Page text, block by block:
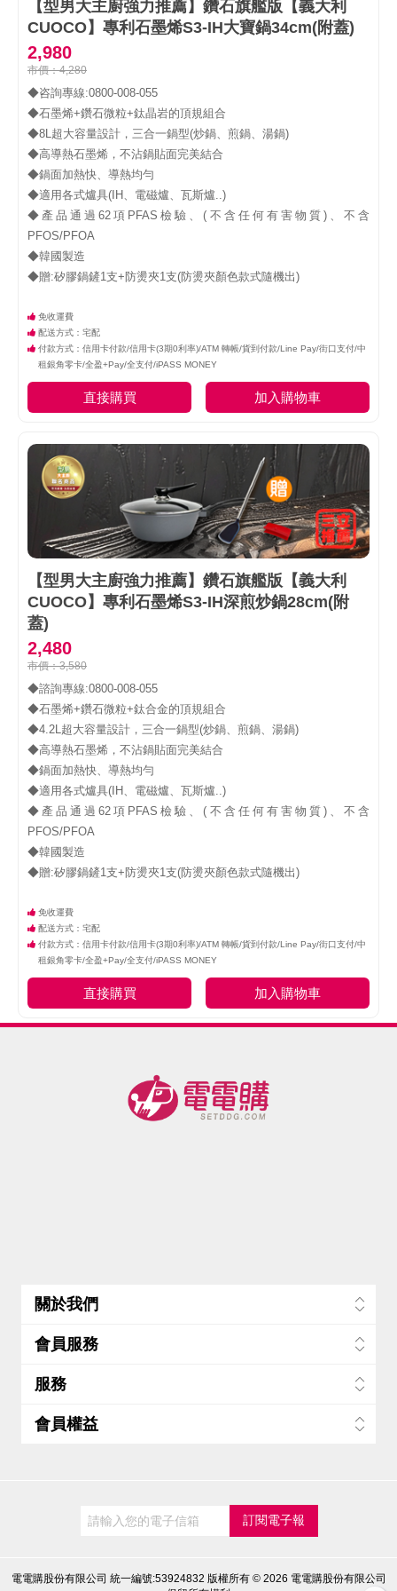
您的煩惱...#型男大主廚
經由6大廚師的精挑細選 測試再測試
2025節目聯名鍋子來了
為民挑選的好鍋具 首先要看的是否安全無毒
經過第三方嚴格檢驗合格才安心
高導熱石墨烯，鍋面加熱快、導熱均勻
【型男大主廚強力推薦】鑽石旗艦版【義大利
CUOCO】專利石墨烯S3-IH大寶鍋34cm(附蓋)
2,980
市價：4,280
◆咨詢專線:0800-008-055
◆石墨烯+鑽石微粒+鈦晶岩的頂規組合
◆8L超大容量設計，三合一鍋型(炒鍋、煎鍋、湯鍋)
◆高導熱石墨烯，不沾鍋貼面完美結合
◆鍋面加熱快、導熱均勻
◆適用各式爐具(IH、電磁爐、瓦斯爐..)
◆產品通過62項PFAS檢驗、(不含任何有害物質)、不含
PFOS/PFOA
◆韓國製造
◆贈:矽膠鍋鏟1支+防燙夾1支(防燙夾顏色款式隨機出)
免收運費
配送方式：宅配
付款方式：信用卡付款/信用卡(3期0利率)/ATM 轉帳/貨到付款/Line Pay/街口支付/中
租銀角零卡/全盈+Pay/全支付/iPASS MONEY
直接購買 加入購物車
【型男大主廚強力推薦】鑽石旗艦版【義大利
CUOCO】專利石墨烯S3-IH深煎炒鍋28cm(附
蓋)
2,480
市價：3,580
◆諮詢專線:0800-008-055
◆石墨烯+鑽石微粒+鈦合金的頂規組合
◆4.2L超大容量設計，三合一鍋型(炒鍋、煎鍋、湯鍋)
◆高導熱石墨烯，不沾鍋貼面完美結合
◆鍋面加熱快、導熱均勻
◆適用各式爐具(IH、電磁爐、瓦斯爐..)
◆產品通過62項PFAS檢驗、(不含任何有害物質)、不含
PFOS/PFOA
◆韓國製造
◆贈:矽膠鍋鏟1支+防燙夾1支(防燙夾顏色款式隨機出)
免收運費
配送方式：宅配
付款方式：信用卡付款/信用卡(3期0利率)/ATM 轉帳/貨到付款/Line Pay/街口支付/中
租銀角零卡/全盈+Pay/全支付/iPASS MONEY
直接購買 加入購物車
關於我們
會員服務
服務
會員權益
電電購股份有限公司 統一編號:53924832 版權所有 © 2026 電電購股份有限公司